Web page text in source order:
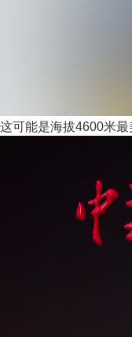
这可能是海拔4600米